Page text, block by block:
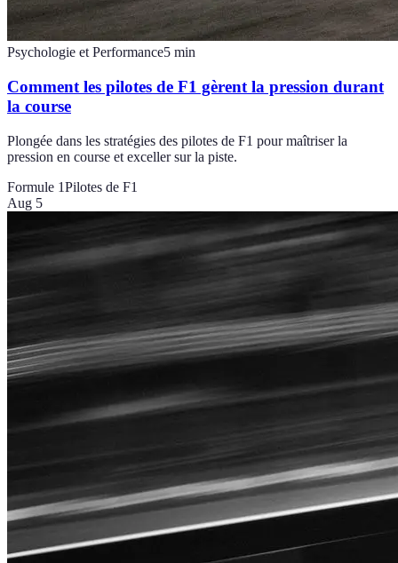
Psychologie et Performance5 min
Comment les pilotes de F1 gèrent la pression durant
la course
Plongée dans les stratégies des pilotes de F1 pour maîtriser la
pression en course et exceller sur la piste.
Formule 1Pilotes de F1
Aug 5